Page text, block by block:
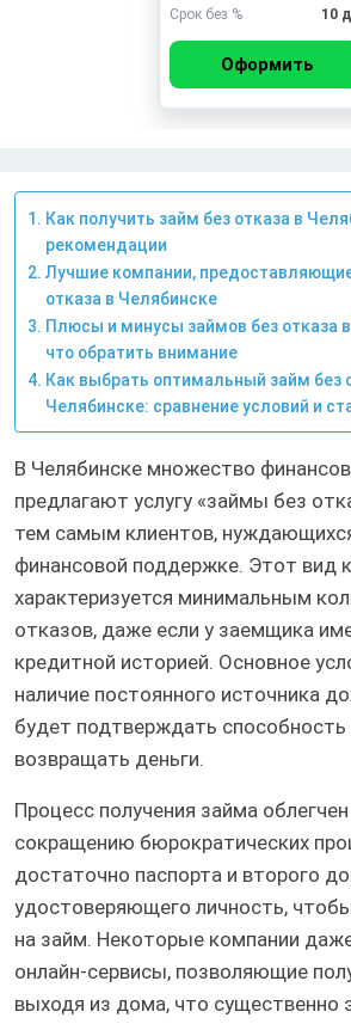
Срок без % 10
Оформить
Как получить займ без отказа в
рекомендации
Лучшие компании,
отказа в Челябинске
Плюсы и минусы займов без отказа
что обратить внимание
Как выбрать оптимальный займ без
Челябинске: сравнение условий и
В Челябинске множество
предлагают услугу «займы без
тем самым клиентов,
финансовой поддержке. Этот вид
характеризуется минимальным
отказов, даже если у заемщика
кредитной историей. Основное
наличие постоянного источника
будет подтверждать способность
возвращать деньги.
Процесс получения займа
сокращению бюрократических
достаточно паспорта и второго
удостоверяющего личность,
на займ. Некоторые компании
онлайн-сервисы, позволяющие
выходя из дома, что существенно